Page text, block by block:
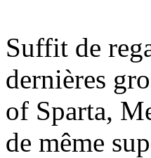
Suffit de
dernières
of Sparta,
de même